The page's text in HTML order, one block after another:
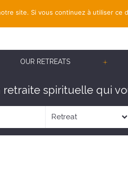
OUR RETREATS
retraite spirituelle qui
site. Si vous continuez à utiliser